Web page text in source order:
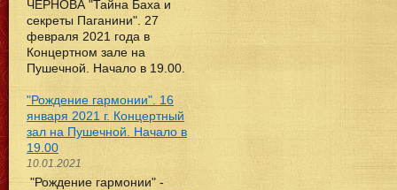
ЧЕРНОВА "Тайна Баха и
секреты Паганини". 27
февраля 2021 года в
Концертном зале на
Пушечной. Начало в 19.00.
"Рождение гармонии". 16
января 2021 г. Концертный
зал на Пушечной. Начало в
19.00
10.01.2021
"Рождение гармонии" -